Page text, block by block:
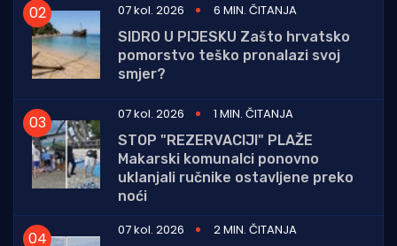
07 kol. 2026
6 MIN. ČITANJA
SIDRO U PIJESKU Zašto hrvatsko
pomorstvo teško pronalazi svoj
smjer?
07 kol. 2026
1 MIN. ČITANJA
STOP "REZERVACIJI" PLAŽE
Makarski komunalci ponovno
uklanjali ručnike ostavljene preko
noći
07 kol. 2026
2 MIN. ČITANJA